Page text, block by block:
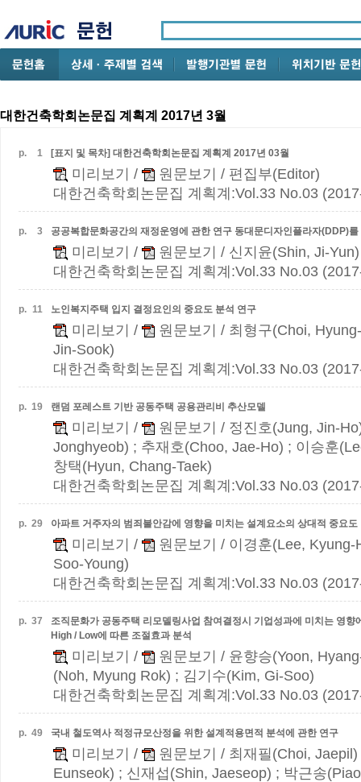
대한건축학회논문집 계획계 2017년 3월
p. 1 [표지 및 목차] 대한건축학회논문집 계획계 2017년 03월
미리보기 / 원문보기
/ 편집부(Editor)
대한건축학회논문집 계획계:Vol.33 No.03
p. 3 공공복합문화공간의 재정운영에 관한 연구 동대문디자인플라자(DDP)를
미리보기 / 원문보기
/ 신지윤(Shin, Ji-Yun)
대한건축학회논문집 계획계:Vol.33 No.03
p. 11 노인복지주택 입지 결정요인의 중요도 분석 연구
미리보기 / 원문보기
/ 최형구(Choi,
Jin-Sook)
대한건축학회논문집 계획계:Vol.33 No.03
p. 19 랜덤 포레스트 기반 공동주택 공용관리비 추산모델
미리보기 / 원문보기
/ 정진호(Jung, Jin-
Jonghyeob) ; 추재호(Choo, Jae-Ho) ; 이승훈
창택(Hyun, Chang-Taek)
대한건축학회논문집 계획계:Vol.33 No.03
p. 29 아파트 거주자의 범죄불안감에 영향을 미치는 설계요소의 상대적 중요도
미리보기 / 원문보기
/ 이경훈(Lee,
Soo-Young)
대한건축학회논문집 계획계:Vol.33 No.03
p. 37
조직문화가 공동주택 리모델링사업 참여결정시 기업성과에 미치는 영향
High / Low에 따른 조절효과 분석
미리보기 / 원문보기
/ 윤향승(Yoon,
(Noh, Myung Rok) ; 김기수(Kim, Gi-Soo)
대한건축학회논문집 계획계:Vol.33 No.03
p. 49 국내 철도역사 적정규모산정을 위한 설계적용면적 분석에 관한 연구
미리보기 / 원문보기
/ 최재필(Choi,
Eunseok) ; 신재섭(Shin, Jaeseop) ; 박근송